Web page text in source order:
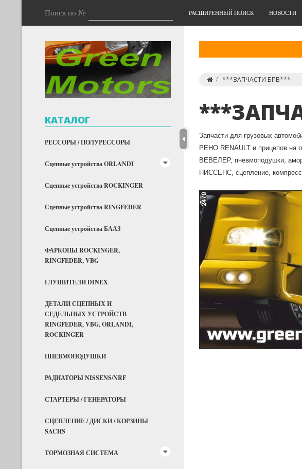
Поиск по № РАСШИРЕННЫЙ ПОИСК НОВОСТИ
КАТАЛОГ
РЕССОРЫ / ПОЛУРЕССОРЫ
Сцепные устройства ORLANDI
Сцепные устройства ROCKINGER
Сцепные устройства RINGFEDER
Сцепные устройства БААЗ
ФАРКОПЫ ROCKINGER,
RINGFEDER, VBG
ГЛУШИТЕЛИ DINEX
ДЕТАЛИ СЦЕПНЫХ И
СЕДЕЛЬНЫХ УСТРОЙСТВ
RINGFEDER, VBG, ORLANDI,
ROCKINGER
ПНЕВМОПОДУШКИ
РАДИАТОРЫ NISSENS/NRF
СТАРТЕРЫ / ГЕНЕРАТОРЫ
СЦЕПЛЕНИЕ / ДИСКИ / КОРЗИНЫ
SACHS
ТОРМОЗНАЯ СИСТЕМА
***ЗАПЧАСТИ БПВ***
Запчасти для грузовых
РЕНО RENAULT и прицепов
ВЕВЕЛЕР, пневмоподушки,
НИССЕНС, сцепление,